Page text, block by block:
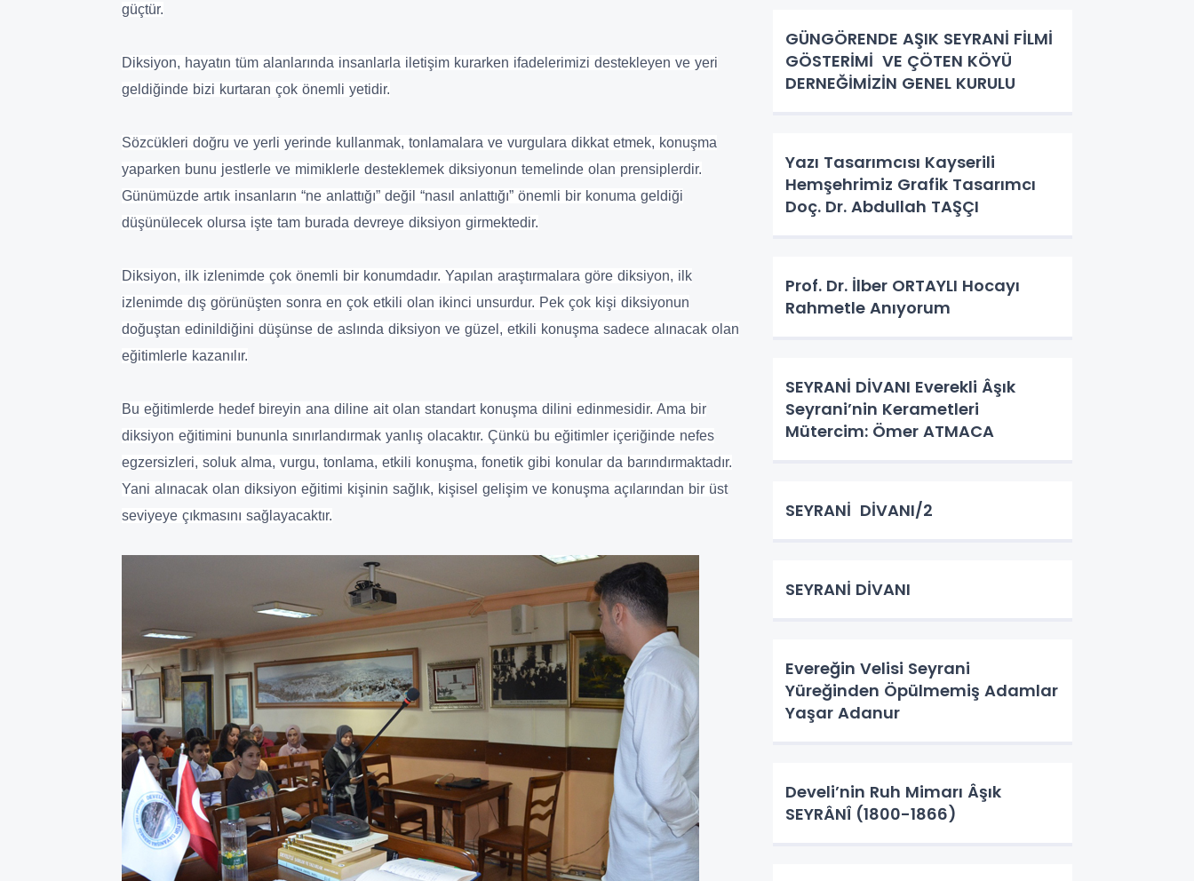
güçtür.
Diksiyon, hayatın tüm alanlarında insanlarla iletişim kurarken ifadelerimizi destekleyen ve yeri
geldiğinde bizi kurtaran çok önemli yetidir.
Sözcükleri doğru ve yerli yerinde kullanmak, tonlamalara ve vurgulara dikkat etmek, konuşma
yaparken bunu jestlerle ve mimiklerle desteklemek diksiyonun temelinde olan prensiplerdir.
Günümüzde artık insanların “ne anlattığı” değil “nasıl anlattığı” önemli bir konuma geldiği
düşünülecek olursa işte tam burada devreye diksiyon girmektedir.
Diksiyon, ilk izlenimde çok önemli bir konumdadır. Yapılan araştırmalara göre diksiyon, ilk
izlenimde dış görünüşten sonra en çok etkili olan ikinci unsurdur. Pek çok kişi diksiyonun
doğuştan edinildiğini düşünse de aslında diksiyon ve güzel, etkili konuşma sadece alınacak olan
eğitimlerle kazanılır.
Bu eğitimlerde hedef bireyin ana diline ait olan standart konuşma dilini edinmesidir. Ama bir
diksiyon eğitimini bununla sınırlandırmak yanlış olacaktır. Çünkü bu eğitimler içeriğinde nefes
egzersizleri, soluk alma, vurgu, tonlama, etkili konuşma, fonetik gibi konular da barındırmaktadır.
Yani alınacak olan diksiyon eğitimi kişinin sağlık, kişisel gelişim ve konuşma açılarından bir üst
seviyeye çıkmasını sağlayacaktır.
GÜNGÖRENDE AŞIK SEYRANİ FİLMİ
GÖSTERİMİ VE ÇÖTEN KÖYÜ
DERNEĞİMİZİN GENEL KURULU
Yazı Tasarımcısı Kayserili
Hemşehrimiz Grafik Tasarımcı
Doç. Dr. Abdullah TAŞÇI
Prof. Dr. İlber ORTAYLI Hocayı
Rahmetle Anıyorum
SEYRANİ DİVANI Everekli Âşık
Seyrani’nin Kerametleri
Mütercim: Ömer ATMACA
SEYRANİ DİVANI/2
SEYRANİ DİVANI
Evereğin Velisi Seyrani
Yüreğinden Öpülmemiş Adamlar
Yaşar Adanur
Develi’nin Ruh Mimarı Âşık
SEYRÂNÎ (1800-1866)